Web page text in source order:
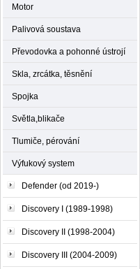
Motor
Palivová soustava
Převodovka a pohonné ústrojí
Skla, zrcátka, těsnění
Spojka
Světla,blikače
Tlumiče, pérování
Výfukový system
Defender (od 2019-)
Discovery I (1989-1998)
Discovery II (1998-2004)
Discovery III (2004-2009)